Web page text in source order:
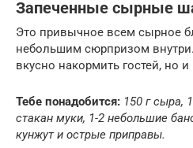
Запеченные сырные
Это привычное всем сырное
небольшим сюрпризом
вкусно накормить гостей, но
Тебе понадобится: 150 г сыра,
стакан муки, 1-2 небольшие
кунжут и острые приправы.